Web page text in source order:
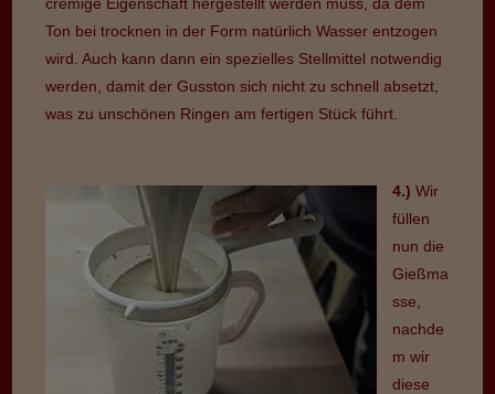
Ton bei trocknen in der Form natürlich Wasser entzogen
wird. Auch kann dann ein spezielles Stellmittel notwendig
werden, damit der Gusston sich nicht zu schnell absetzt,
was zu unschönen Ringen am fertigen Stück führt.
4.)Wir
füllen
nun die
Gießma
sse,
nachde
m wir
diese